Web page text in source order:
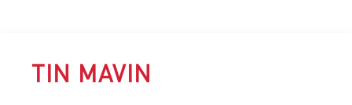
TIN MAVIN